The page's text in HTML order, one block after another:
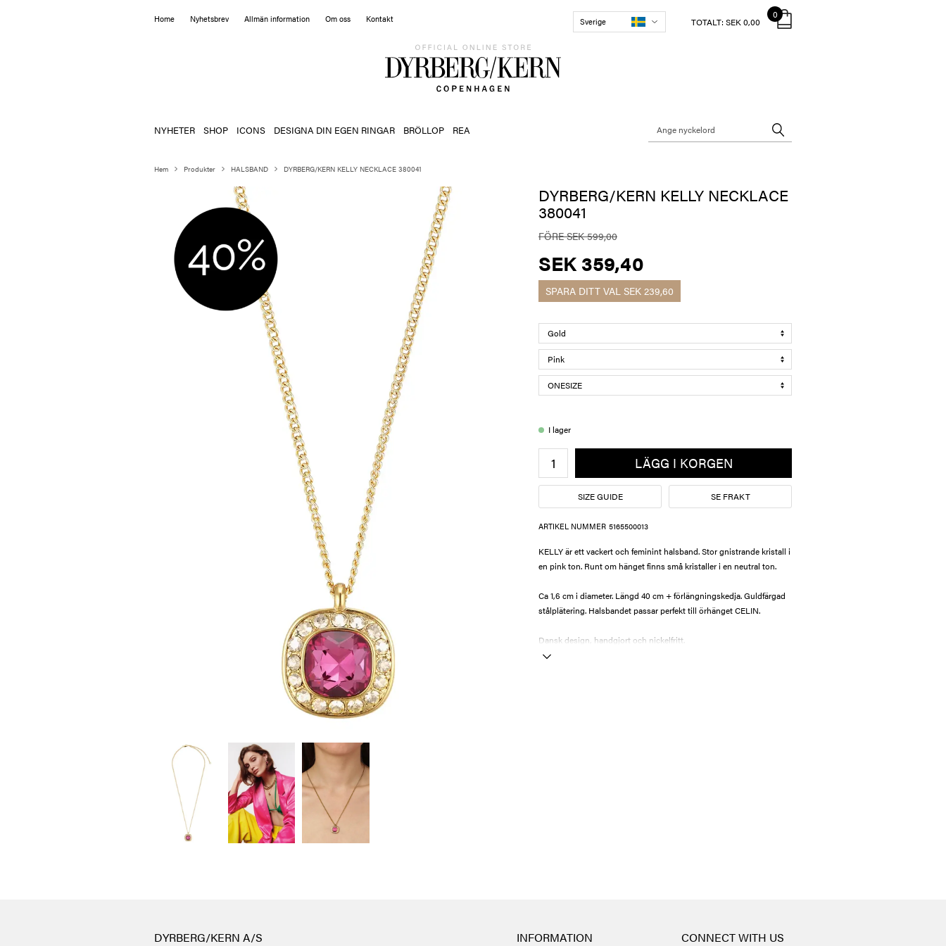
Home Nyhetsbrev Allmän information Om oss Kontakt Sverige
0
TOTALT: SEK 0,00
NYHETER SHOP ICONS DESIGNA DIN EGEN RINGAR BRÖLLOP REA
Hem Produkter HALSBAND DYRBERG/KERN KELLY NECKLACE 380041
DYRBERG/KERN KELLY NECKLACE
380041
FÖRE SEK 599,00
SEK 359,40
SPARA DITT VAL SEK 239,60
I lager
LÄGG I KORGEN
SIZE GUIDE SE FRAKT
ARTIKEL NUMMER 5165500013
KELLY är ett vackert och feminint halsband. Stor gnistrande kristall i
en pink ton. Runt om hänget finns små kristaller i en neutral ton.
Ca 1,6 cm i diameter. Längd 40 cm + förlängningskedja. Guldfärgad
stålplätering. Halsbandet passar perfekt till örhänget CELIN.
Dansk design, handgjort och nickelfritt.
DYRBERG/KERN A/S INFORMATION CONNECT WITH US